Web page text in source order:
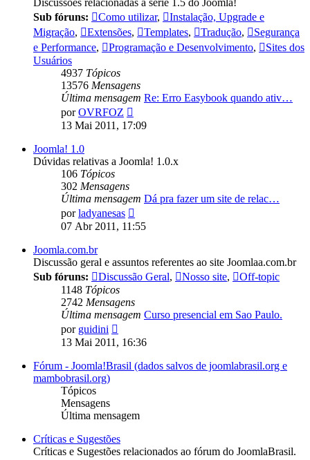
Discussões relacionadas à série 1.5 do Joomla!
Sub fóruns:
Como utilizar,
Instalação, Upgrade e
Migração, Extensões, Templates, Tradução,
Segurança
e Performance, Programação e Desenvolvimento,
Sites dos
Usuários
4937 Tópicos
13576 Mensagens
Última mensagem Re: Erro Easybook quando ativ…
porOVRFOZ
última
13 Mai 2011, 17:09
Joomla! 1.0
Dúvidas relativas a Joomla! 1.0.x
106 Tópicos
302 Mensagens
Última mensagem Dá pra fazer um site de relac…
porladyanesas
última
07 Abr 2011, 11:55
Joomla.com.br
Discussão geral e assuntos referentes ao site Joomlaa.com.br
Sub fóruns:
Discussão Geral, Nosso site,
Off-topic
1148 Tópicos
2742 Mensagens
Última mensagem Curso presencial em Sao Paulo.
por guidini
última
13 Mai 2011, 16:36
Fórum - Joomla!Brasil (dados salvos de joomlabrasil.org e
mambobrasil.org)
Tópicos
Mensagens
Última mensagem
Críticas e Sugestões
Críticas e Sugestões relacionados ao fórum do JoomlaBrasil.